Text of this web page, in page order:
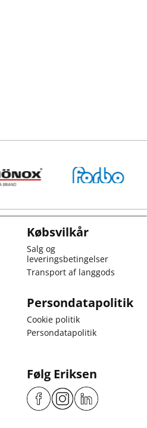
Købsvilkår
Salg og
leveringsbetingelser
Transport af langgods
Persondatapolitik
Cookie politik
Persondatapolitik
Følg Eriksen